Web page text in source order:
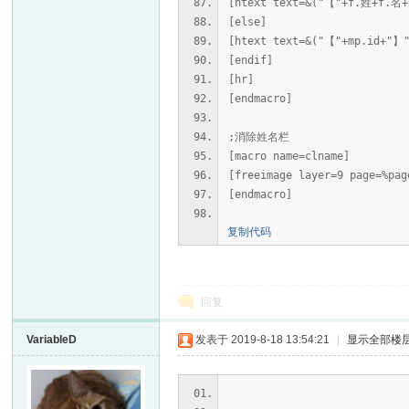
[htext text=&("【"+f.姓+f.名
[else]
[htext text=&("【"+mp.id+"】
[endif]
[hr]
[endmacro]
;消除姓名栏
[macro name=clname]
[freeimage layer=9
[endmacro]
复制代码
回复
VariableD 发表于 2019-8-18 13:54:21 显示全部楼